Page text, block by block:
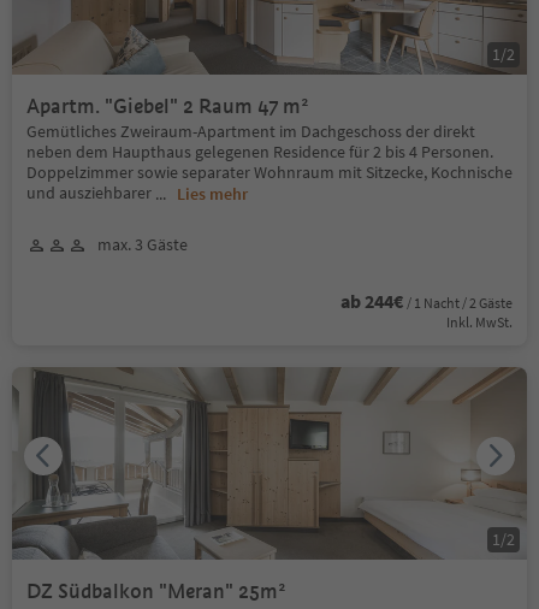
Apartm. "Giebel" 2 Raum 47 m²
Gemütliches Zweiraum-Apartment im Dachgeschoss der direkt
neben dem Haupthaus gelegenen Residence für 2 bis 4 Personen.
Doppelzimmer sowie separater Wohnraum mit Sitzecke, Kochnische
und ausziehbarer ... Lies mehr
max. 3 Gäste
ab 244€ / 1 Nacht / 2 Gäste
Inkl. MwSt.
1/2
DZ Südbalkon "Meran" 25m²
1/2